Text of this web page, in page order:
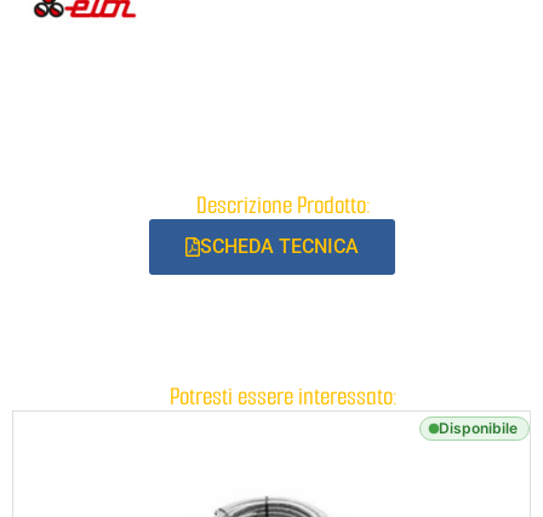
Descrizione Prodotto:
SCHEDA TECNICA
Potresti essere interessato:
Disponibile